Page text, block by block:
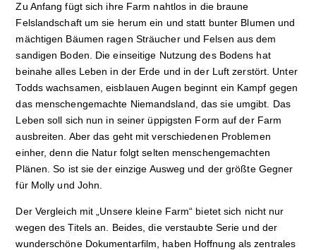
Zu Anfang fügt sich ihre Farm nahtlos in die braune
Felslandschaft um sie herum ein und statt bunter Blumen und
mächtigen Bäumen ragen Sträucher und Felsen aus dem
sandigen Boden. Die einseitige Nutzung des Bodens hat
beinahe alles Leben in der Erde und in der Luft zerstört. Unter
Todds wachsamen, eisblauen Augen beginnt ein Kampf gegen
das menschengemachte Niemandsland, das sie umgibt. Das
Leben soll sich nun in seiner üppigsten Form auf der Farm
ausbreiten. Aber das geht mit verschiedenen Problemen
einher, denn die Natur folgt selten menschengemachten
Plänen. So ist sie der einzige Ausweg und der größte Gegner
für Molly und John.
Der Vergleich mit „Unsere kleine Farm“ bietet sich nicht nur
wegen des Titels an. Beides, die verstaubte Serie und der
wunderschöne Dokumentarfilm, haben Hoffnung als zentrales